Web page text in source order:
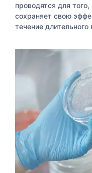
проводятся для
сохраняет свою
течение длительного